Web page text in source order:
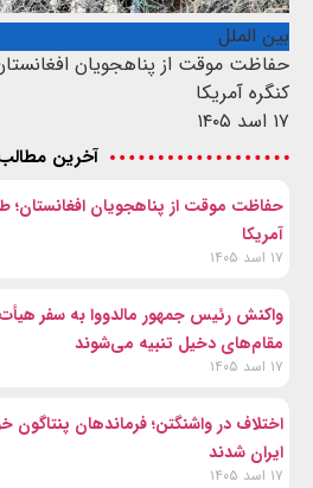
بین الملل
حفاظت موقت از پناهجویان
کنگره آمریکا
۱۷ اسد ۱۴۰۵
آخرین
حفاظت موقت از پناهجویان افغانستان؛
آمریکا
۱۷ اسد ۱۴۰۵
واکنش رئیس جمهور مالدووا به سفر
مقام‌های دخیل تنبیه می‌شوند
۱۷ اسد ۱۴۰۵
اختلاف در واشنگتن؛ فرماندهان پنتاگون
ایران شدند
۱۷ اسد ۱۴۰۵